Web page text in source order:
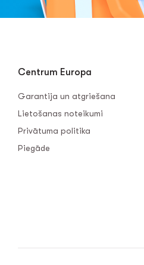
Centrum Europa
Garantija un atgriešana
Lietošanas noteikumi
Privātuma politika
Piegāde